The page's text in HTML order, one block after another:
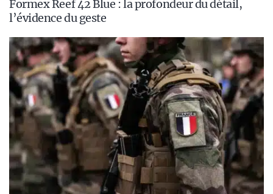
Formex Reef 42 Blue : la profondeur du détail,
l’évidence du geste